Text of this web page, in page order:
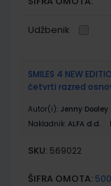
Udžbenik
SMILES 4 NEW
četvrti razred
Autor(i): Jenny Dooley
Nakladnik: ALFA d.d.
SKU: 569022
ŠIFRA OMOTA: